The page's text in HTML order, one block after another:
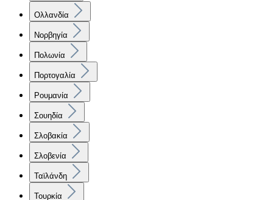
Ολλανδία
Νορβηγία
Πολωνία
Πορτογαλία
Ρουμανία
Σουηδία
Σλοβακία
Σλοβενία
Ταϊλάνδη
Τουρκία